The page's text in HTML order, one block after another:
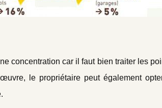
concentration car il faut bien traiter les
le propriétaire peut également